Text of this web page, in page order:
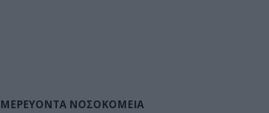
ΝΟΣΟΚΟΜΕΙΑ